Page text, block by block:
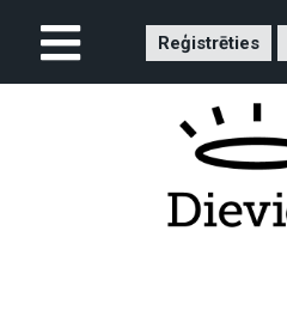
Reģistrēties